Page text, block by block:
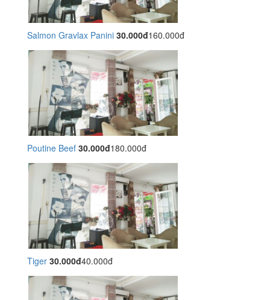
Salmon Gravlax Panini 30.000đ160.000đ
Poutine Beef 30.000đ180.000đ
Tiger 30.000đ40.000đ